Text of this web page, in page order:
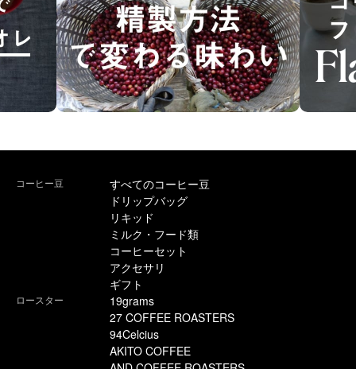
コーヒー豆
すべてのコーヒー豆
ドリップバッグ
リキッド
ミルク・フード類
コーヒーセット
アクセサリ
ギフト
ロースター
19grams
27 COFFEE ROASTERS
94Celcius
AKITO COFFEE